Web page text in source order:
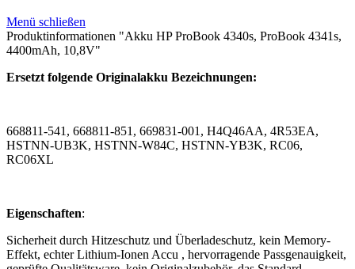
Menü schließen
Produktinformationen "Akku HP ProBook 4340s, ProBook 4341s,
4400mAh, 10,8V"
Ersetzt folgende Originalakku Bezeichnungen:
668811-541, 668811-851, 669831-001, H4Q46AA, 4R53EA,
HSTNN-UB3K, HSTNN-W84C, HSTNN-YB3K, RC06,
RC06XL
Eigenschaften:
Sicherheit durch Hitzeschutz und Überladeschutz, kein Memory-
Effekt, echter Lithium-Ionen Accu , hervorragende Passgenauigkeit,